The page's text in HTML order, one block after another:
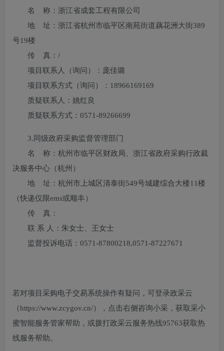
名 称： 浙江省成套工程有限公司
地 址： 浙江省杭州市临平区南苑街道藕花洲大街389
号19楼
传 真： /
项目联系人（询问）： 庞佳璐
项目联系方式（询问）： 18966169169
质疑联系人： 姚红良
质疑联系方式： 0571-89266699
3. 同级政府采购监督管理部门
名 称：杭州市临平区财政局、浙江省政府采购行政裁
决服务中心（杭州）
地 址：杭州市上城区清泰街549号城建综合大楼11楼
（快递仅限ems或顺丰）
传 真：
联 系 人：朱女士、王女士
监督投诉电话：0571-87800218,0571-87227671
若对项目采购电子交易系统操作有疑问，可登录政采云
（https://www.zcygov.cn/），点击右侧咨询小采，获取采小
蜜智能服务管家帮助，或拨打政采云服务热线95763获取热
线服务帮助。